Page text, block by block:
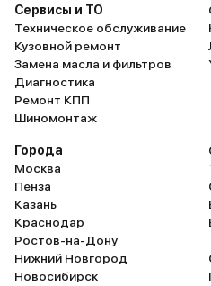
Сервисы и ТО
Техническое обслуживание
Кузовной ремонт
Замена масла и фильтров
Диагностика
Ремонт КПП
Шиномонтаж
Города
Москва
Пенза
Казань
Краснодар
Ростов-на-Дону
Нижний Новгород
Новосибирск